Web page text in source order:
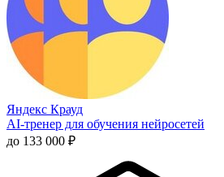
Яндекс Крауд
AI-тренер для обучения нейросетей
до 133 000 ₽